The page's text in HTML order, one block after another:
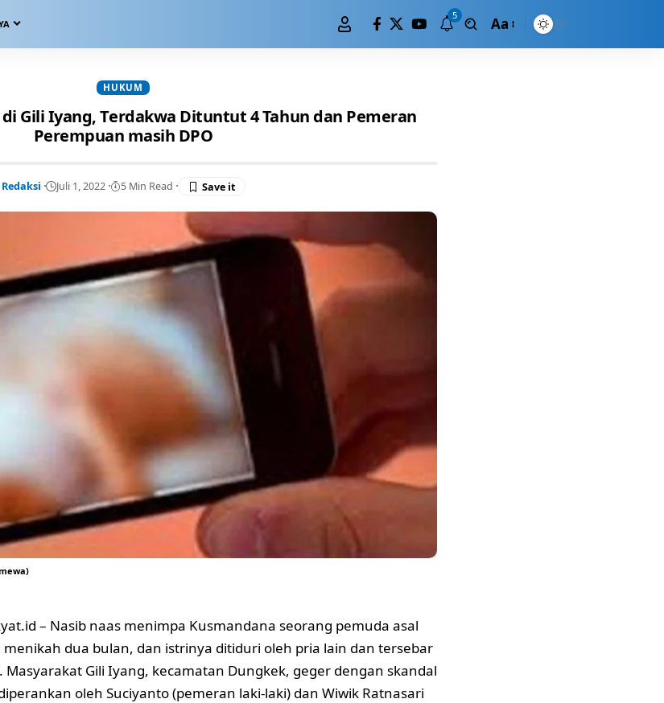
5 Aa
HUKUM
Gili Iyang, Terdakwa Dituntut 4 Tahun dan Pemeran
Perempuan masih DPO
Redaksi Juli 1, 2022 5 Min Read
– Nasib naas menimpa Kusmandana seorang pemuda asal
menikah dua bulan, dan istrinya ditiduri oleh pria lain dan tersebar
Masyarakat Gili Iyang, kecamatan Dungkek, geger dengan skandal
oleh Suciyanto (pemeran laki-laki) dan Wiwik Ratnasari